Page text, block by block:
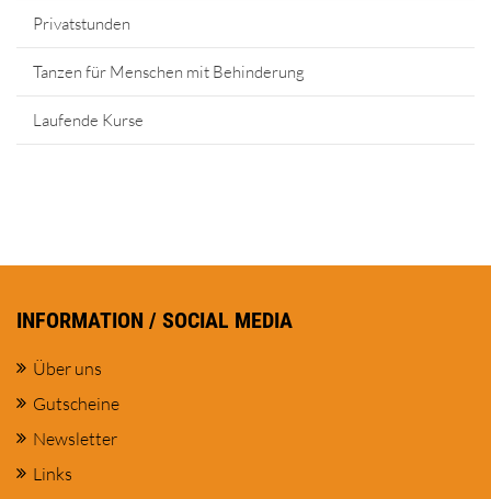
Privatstunden
Tanzen für Menschen mit Behinderung
Laufende Kurse
INFORMATION / SOCIAL MEDIA
Über uns
Gutscheine
Newsletter
Links